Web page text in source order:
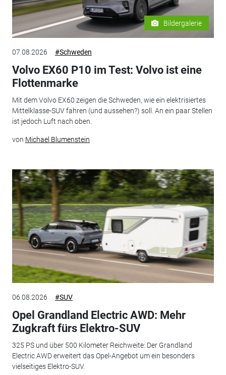
Bildergalerie
07.08.2026 #Schweden
Volvo EX60 P10 im Test: Volvo ist eine
Flottenmarke
Mit dem Volvo EX60 zeigen die Schweden, wie ein elektrisiertes
Mittelklasse-SUV fahren (und aussehen?) soll. An ein paar Stellen
ist jedoch Luft nach oben.
von Michael Blumenstein
06.08.2026 #SUV
Opel Grandland Electric AWD: Mehr
Zugkraft fürs Elektro-SUV
325 PS und über 500 Kilometer Reichweite: Der Grandland
Electric AWD erweitert das Opel-Angebot um ein besonders
vielseitiges Elektro-SUV.